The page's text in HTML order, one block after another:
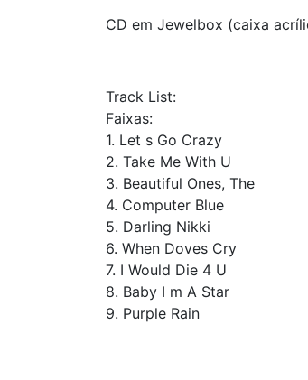
CD em Jewelbox (caixa
Track List:
Faixas:
1. Let s Go Crazy
2. Take Me With U
3. Beautiful Ones, The
4. Computer Blue
5. Darling Nikki
6. When Doves Cry
7. I Would Die 4 U
8. Baby I m A Star
9. Purple Rain